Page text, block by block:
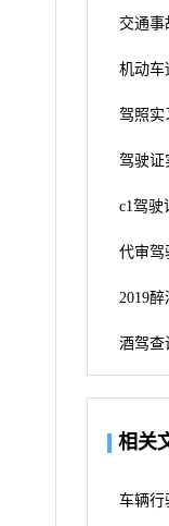
交通事
机动车
驾照实
驾驶证
c1驾驶
代审驾
2019
酒驾查
相关
车辆行